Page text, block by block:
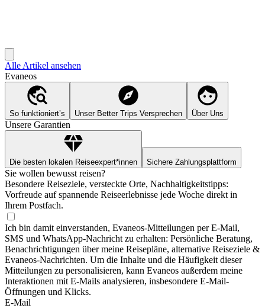
Alle Artikel ansehen
Evaneos
So funktioniert’s Unser Better Trips Versprechen Über Uns
Unsere Garantien
Die besten lokalen Reiseexpert*innen Sichere Zahlungsplattform
Sie wollen bewusst reisen?
Besondere Reiseziele, versteckte Orte, Nachhaltigkeitstipps:
Vorfreude auf spannende Reiseerlebnisse jede Woche direkt in
Ihrem Postfach.
Ich bin damit einverstanden, Evaneos-Mitteilungen per E-Mail,
SMS und WhatsApp-Nachricht zu erhalten: Persönliche Beratung,
Benachrichtigungen über meine Reisepläne, alternative Reiseziele &
Evaneos-Nachrichten. Um die Inhalte und die Häufigkeit dieser
Mitteilungen zu personalisieren, kann Evaneos außerdem meine
Interaktionen mit E-Mails analysieren, insbesondere E-Mail-
Öffnungen und Klicks.
E-Mail